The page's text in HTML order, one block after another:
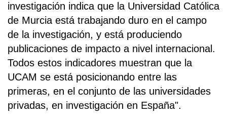
investigación indica que la Universidad Católica
de Murcia está trabajando duro en el campo
de la investigación, y está produciendo
publicaciones de impacto a nivel internacional.
Todos estos indicadores muestran que la
UCAM se está posicionando entre las
primeras, en el conjunto de las universidades
privadas, en investigación en España".